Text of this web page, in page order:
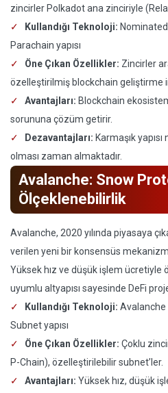
zincirler Polkadot ana zinciriyle
Kullandığı Teknoloji:
Parachain yapısı
Öne Çıkan Özellikler: Zincirler
özelleştirilmiş blockchain geliştirme
Avantajları: Blockchain
sorununa çözüm getirir.
Dezavantajları: Karmaşık
olması zaman almaktadır.
Avalanche: Snow
Ölçeklenebilirlik
Avalanche, 2020 yılında piyasaya
verilen yeni bir konsensüs
Yüksek hız ve düşük işlem ücretiyle
uyumlu altyapısı sayesinde DeFi
Kullandığı Teknoloji: Avalanche
Subnet yapısı
Öne Çıkan Özellikler: Çoklu
P-Chain), özelleştirilebilir subnet’ler.
Avantajları: Yüksek hız, düşük